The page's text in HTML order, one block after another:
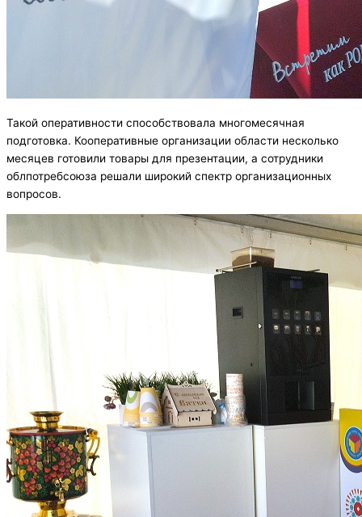
Такой оперативности способствовала многомесячная
подготовка. Кооперативные организации области несколько
месяцев готовили товары для презентации, а сотрудники
облпотребсоюза решали широкий спектр организационных
вопросов.